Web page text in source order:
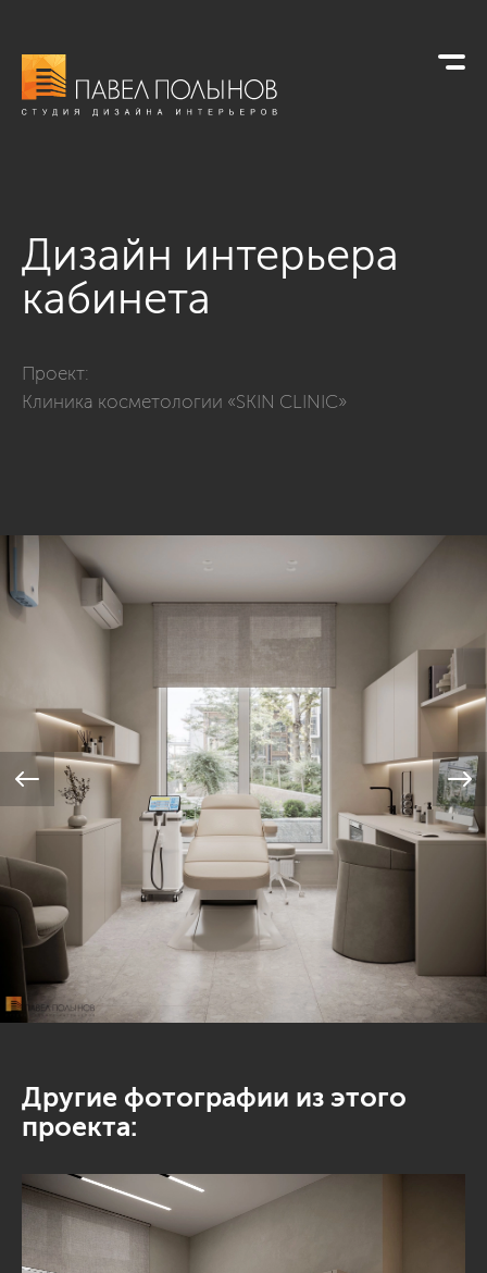
Дизайн интерьера
кабинета
Проект:
Клиника косметологии «SKIN CLINIC»
Другие фотографии из этого
проекта: